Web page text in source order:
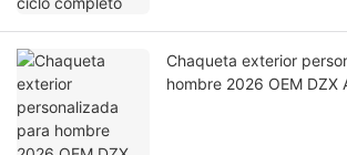
Chaqueta exterior
hombre 2026 OEM DZX